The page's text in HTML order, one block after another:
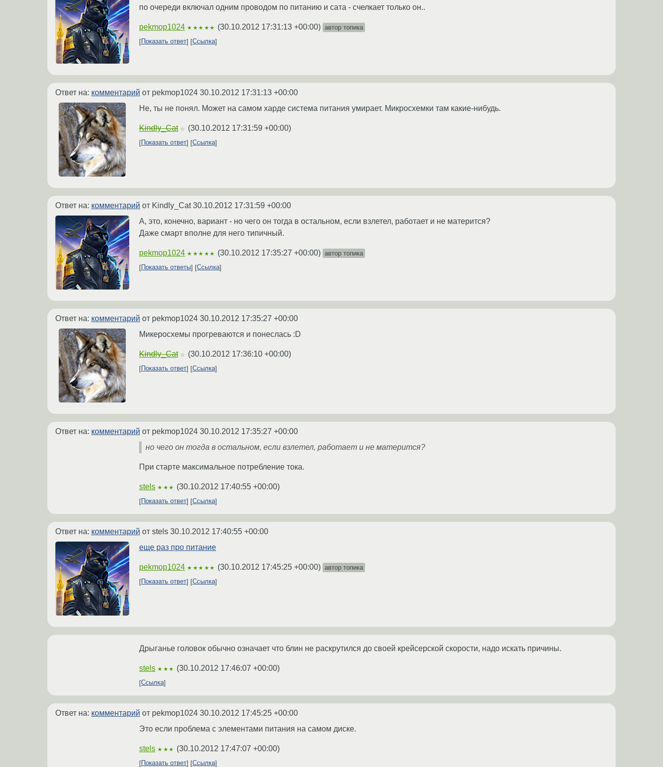
по очереди включал одним проводом по питанию и сата - счелкает только он..
pekmop1024 ★★★★★ (30.10.2012 17:31:13 +00:00) автор топика
Показать ответ
Ссылка
Ответ на: комментарий от pekmop1024 30.10.2012 17:31:13 +00:00
Не, ты не понял. Может на самом харде система питания умирает. Микросхемки там какие-нибудь.
Kindly_Cat ☆ (30.10.2012 17:31:59 +00:00)
Показать ответ Ссылка
Ответ на: комментарий от Kindly_Cat30.10.2012 17:31:59 +00:00
А, это, конечно, вариант - но чего он тогда в остальном, если взлетел, работает и не матерится?
Даже смарт вполне для него типичный.
pekmop1024 ★★★★★ (30.10.2012 17:35:27 +00:00) автор топика
Показать ответы
Ссылка
Ответ на: комментарий от pekmop1024 30.10.2012 17:35:27 +00:00
Микеросхемы прогреваются и понеслась :D
Kindly_Cat ☆ (30.10.2012 17:36:10 +00:00)
Показать ответ Ссылка
Ответ на: комментарий от pekmop1024 30.10.2012 17:35:27 +00:00
но чего он тогда в остальном, если взлетел, работает и не матерится?
При старте максимальное потребление тока.
stels ★★★ (30.10.2012 17:40:55 +00:00)
Показать ответ Ссылка
Ответ на: комментарий от stels 30.10.2012 17:40:55 +00:00
еще раз про питание
pekmop1024 ★★★★★ (30.10.2012 17:45:25 +00:00) автор топика
Показать ответ
Ссылка
Дрыганье головок обычно означает что блин не раскрутился до своей крейсерской скорости, надо искать причины.
stels ★★★ (30.10.2012 17:46:07 +00:00)
Ссылка
Ответ на: комментарий от pekmop1024 30.10.2012 17:45:25 +00:00
Это если проблема с элементами питания на самом диске.
stels ★★★ (30.10.2012 17:47:07 +00:00)
Показать ответ Ссылка